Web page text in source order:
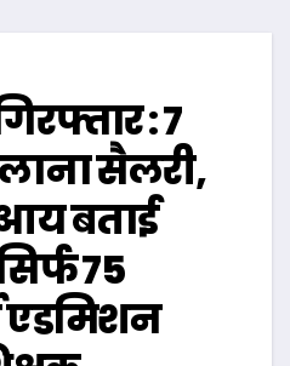
: 7
सैलरी,
बताई
75
एडमिशन